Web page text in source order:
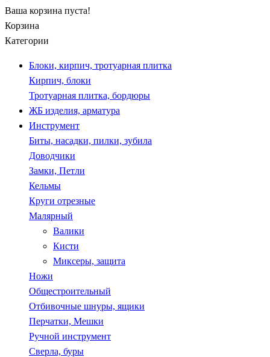
Ваша корзина пуста!
Корзина
Категории
Блоки, кирпич, тротуарная плитка
Кирпич, блоки
Тротуарная плитка, бордюры
ЖБ изделия, арматура
Инструмент
Биты, насадки, пилки, зубила
Доводчики
Замки, Петли
Кельмы
Круги отрезные
Малярный
Валики
Кисти
Миксеры, защита
Ножи
Общестроительный
Отбивочные шнуры, ящики
Перчатки, Мешки
Ручной инструмент
Сверла, буры